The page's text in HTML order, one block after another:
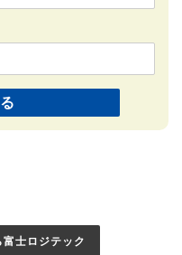
士ロジテック